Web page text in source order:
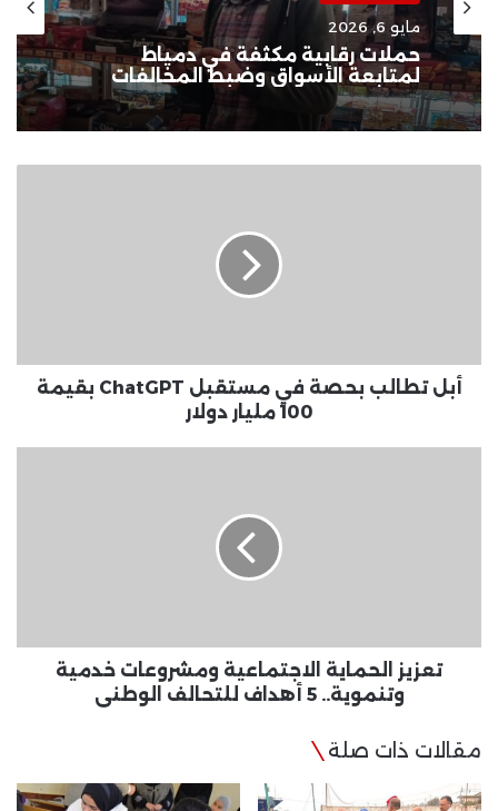
مايو 6, 2026
حملات رقابية مكثفة في دمياط
لمتابعة الأسواق وضبط المخالفات
مليار
دولار
أبل تطالب بحصة في مستقبل ChatGPT بقيمة
100 مليار دولار
للتحالف
الوطنىتعزيز الحماية الاجتماعية ومشروعات خدمية
وتنموية.. 5 أهداف للتحالف الوطنى
مقالات ذات صلة